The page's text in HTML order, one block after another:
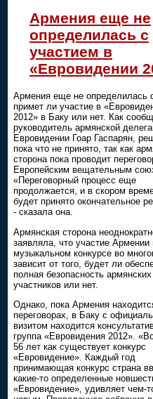
Армения еще не
определилась с
участием в
«Евровидении
Армения еще не определилась
примет ли участие в
2012» в Баку или нет. Как
руководитель армянской
Евровидении Гоар Гаспарян,
пока что не принято, так как
сторона пока проводит
Европейским вещательным
«Переговорный процесс еще
продолжается, и в скором
будет принято окончательное
- сказала она.
Армянская сторона
заявляла, что участие Армении
музыкальном конкурсе во
зависит от того, будет ли
полная безопасность армянских
участников или нет.
Однако, пока Армения
переговорах, в Баку с
визитом находится
группа «Евровидения 2012».
56 лет как существует конкурс
«Евровидение». Каждый год
принимающая конкурс страна
какие-то определенные
«Евровидение», удивляет чем-